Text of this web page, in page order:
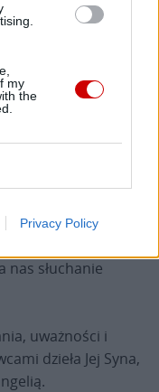
my
the
Privacy Policy
w tym czasie
oczekiwanie na
co Bóg czyni w
radości z
„
Panu” (
się dzisiejsza Msza
z tego względu
kiedy wydaje się, że
nas słuchanie
uważności i
dzieła Jej Syna,